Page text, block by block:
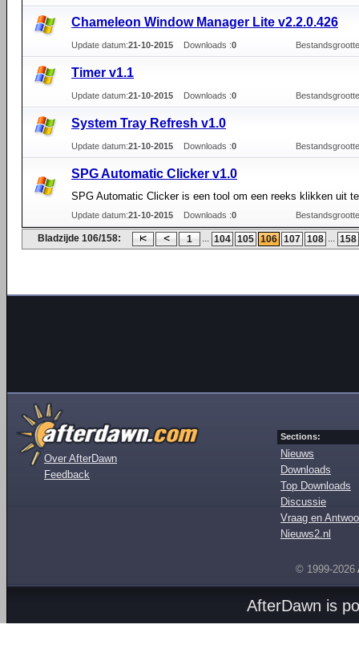
Сhameleon Window Manager Lite v2.2.0.426
Update datum:21-10-2015 Downloads :0
Timer v1.1
Update datum:21-10-2015 Downloads :0
System Tray Refresh v1.0
Update datum:21-10-2015 Downloads :0
SPG Automatic Clicker v1.0
SPG Automatic Clicker is een tool om een reeks klikken uit
Update datum:21-10-2015 Downloads :0
Bladzijde 106/158: 1 ... 104 105 106 107 108 ... 158
Over AfterDawn
Feedback
Sections:
Nieuws
Downloads
Top Downloads
Discussie
Vraag en
Nieuws2.nl
© 1999-2026
AfterDawn is